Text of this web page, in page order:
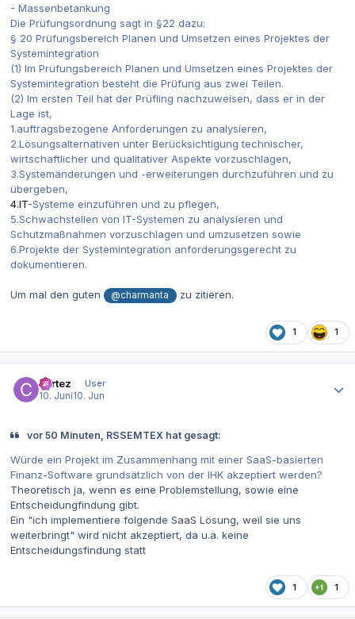
- Massenbetankung
Die Prüfungsordnung sagt in §22 dazu:
§ 20 Prüfungsbereich Planen und Umsetzen eines Projektes der
Systemintegration
(1) Im Prüfungsbereich Planen und Umsetzen eines Projektes der
Systemintegration besteht die Prüfung aus zwei Teilen.
(2) Im ersten Teil hat der Prüfling nachzuweisen, dass er in der
Lage ist,
1.auftragsbezogene Anforderungen zu analysieren,
2.Lösungsalternativen unter Berücksichtigung technischer,
wirtschaftlicher und qualitativer Aspekte vorzuschlagen,
3.Systemänderungen und -erweiterungen durchzuführen und zu
übergeben,
4.IT-Systeme einzuführen und zu pflegen,
5.Schwachstellen von IT-Systemen zu analysieren und
Schutzmaßnahmen vorzuschlagen und umzusetzen sowie
6.Projekte der Systemintegration anforderungsgerecht zu
dokumentieren.
Um mal den guten @charmanta zu zitieren.
1 1
cortez
User
10. Juni10. Jun
vor 50 Minuten, RSSEMTEX hat gesagt:
Würde ein Projekt im Zusammenhang mit einer SaaS-basierten
Finanz-Software grundsätzlich von der IHK akzeptiert werden?
Theoretisch ja, wenn es eine Problemstellung, sowie eine
Entscheidungfindung gibt.
Ein "ich implementiere folgende SaaS Lösung, weil sie uns
weiterbringt" wird nicht akzeptiert, da u.a. keine
Entscheidungsfindung statt
1 1